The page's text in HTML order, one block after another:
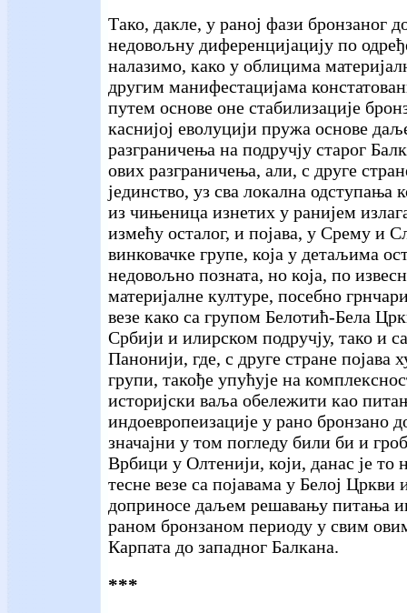
Тако, дакле, у раној фази бронзаног
недовољну диференцијацију по
налазимо, како у облицима
другим манифестацијама
путем основе оне стабилизације
каснијој еволуцији пружа основе
разграничења на подручју старог
ових разграничења, али, с друге
јединство, уз сва локална одступања
из чињеница изнетих у ранијем
измећу осталог, и појава, у Срему и
винковачке групе, која у детаљима
недовољно позната, но која, по
материјалне културе, посебно
везе како са групом Белотић-Бела
Србији и илирском подручју, тако и
Панонији, где, с друге стране
групи, такође упућује на
историјски ваља обележити као
индоевропеизације у рано бронзано
значајни у том погледу били би и
Врбици у Олтенији, који, данас је то
тесне везе са појавама у Белој
доприносе даљем решавању питања
раном бронзаном периоду у свим
Карпата до западног Балкана.
***